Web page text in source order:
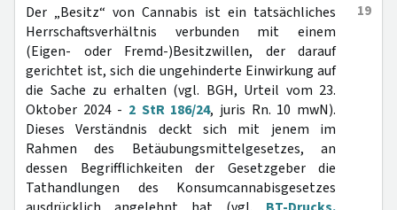
19
Der „Besitz“ von Cannabis ist ein tatsächliches
Herrschaftsverhältnis verbunden mit einem
(Eigen- oder Fremd-)Besitzwillen, der darauf
gerichtet ist, sich die ungehinderte Einwirkung auf
die Sache zu erhalten (vgl. BGH, Urteil vom 23.
Oktober 2024 - 2 StR 186/24, juris Rn. 10 mwN).
Dieses Verständnis deckt sich mit jenem im
Rahmen des Betäubungsmittelgesetzes, an
dessen Begrifflichkeiten der Gesetzgeber die
Tathandlungen des Konsumcannabisgesetzes